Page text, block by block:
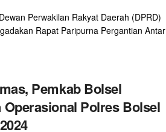
Perwakilan Rakyat Daerah (DPRD)
Rapat Paripurna Pergantian Antar
Pemkab Bolsel
Polres Bolsel